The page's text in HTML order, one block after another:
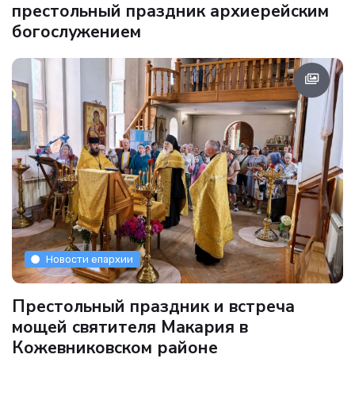
престольный праздник архиерейским
богослужением
Новости епархии
Престольный праздник и встреча
мощей святителя Макария в
Кожевниковском районе